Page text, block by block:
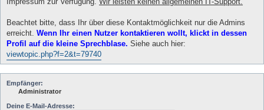
Beachtet bitte, dass Ihr über diese Kontaktmöglichkeit nur die Admins
erreicht. Wenn Ihr einen Nutzer kontaktieren wollt, klickt in dessen
Profil auf die kleine Sprechblase. Siehe auch hier:
viewtopic.php?f=2&t=79740
Empfänger:
Administrator
Deine E-Mail-Adresse: